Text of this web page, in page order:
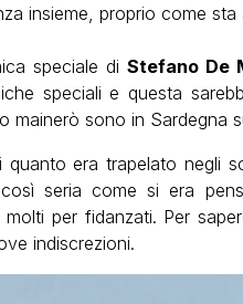
insieme, proprio come
speciale di Stefano De
speciali e questa
mainerò sono in Sardegna
quanto era trapelato negli
seria come si era
per fidanzati. Per
indiscrezioni.